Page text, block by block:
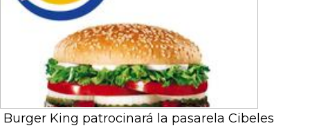
Burger King patrocinará la pasarela Cibeles